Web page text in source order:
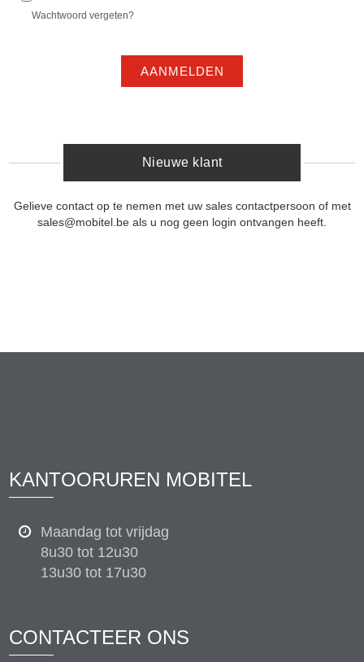
Wachtwoord vergeten?
AANMELDEN
Nieuwe klant
Gelieve contact op te nemen met uw sales contactpersoon of met
sales@mobitel.be als u nog geen login ontvangen heeft.
KANTOORUREN MOBITEL
Maandag tot vrijdag
8u30 tot 12u30
13u30 tot 17u30
CONTACTEER ONS